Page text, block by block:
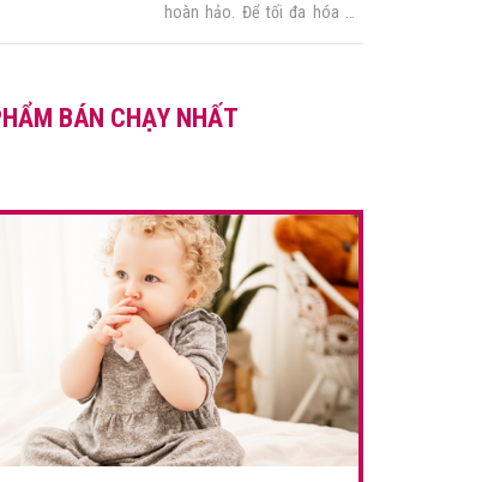
hoàn hảo. Để tối đa hóa cơ
sản tinh tế của cơ thể và
BÁN CHẠY NHẤT